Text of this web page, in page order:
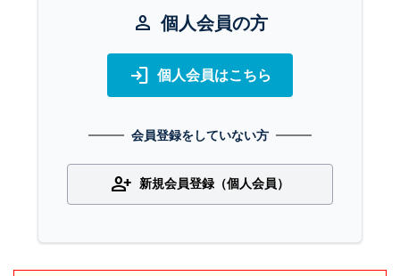
person 個人会員の方
login 個人会員はこちら
会員登録をしていない方
person_add 新規会員登録（個人会員）